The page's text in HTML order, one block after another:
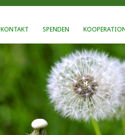
KONTAKT SPENDEN